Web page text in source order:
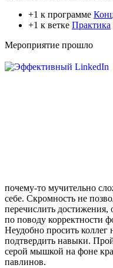
+1 к программе
+1 к ветке Практика
Мероприятие прошло
почему-то мучительно
себе. Скромность не
перечислить достижения,
по поводу корректности
Неудобно просить коллег
подтвердить навыки.
серой мышкой на фоне
павлинов.